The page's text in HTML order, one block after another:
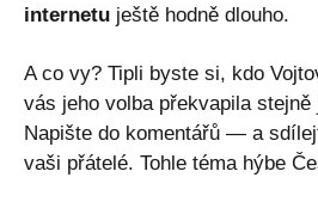
internetu ještě hodně dlouho.
A co vy? Tipli byste si, kdo
vás jeho volba překvapila
Napište do komentářů — a
vaši přátelé. Tohle téma hýbe